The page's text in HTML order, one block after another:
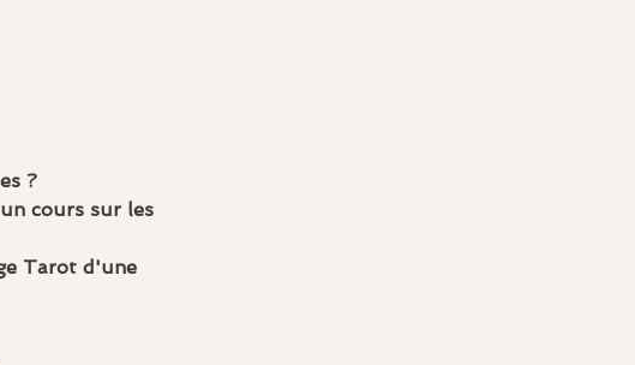
?
cours sur les
Tarot d'une